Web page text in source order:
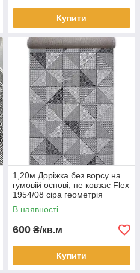
Купити
1,20м Доріжка без ворсу на
гумовій основі, не ковзає Flex
1954/08 сіра геометрія
В наявності
600 ₴/кв.м
Купити